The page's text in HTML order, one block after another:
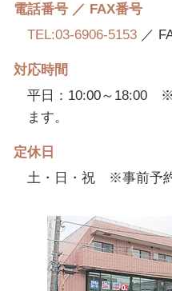
電話番号 ／ FAX番号
TEL:03-6906-5153 ／
対応時間
平日：10:00～18:00
ます。
定休日
土・日・祝 ※事前予約